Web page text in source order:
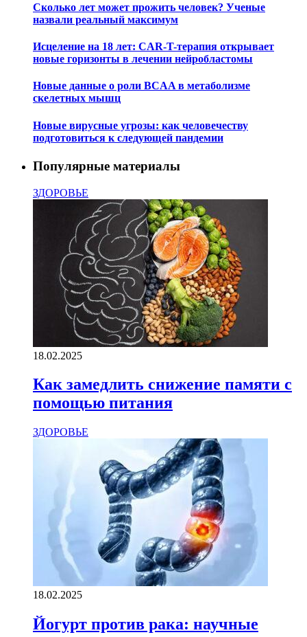
Сколько лет может прожить человек? Ученые
назвали реальный максимум
Исцеление на 18 лет: CAR-T-терапия открывает
новые горизонты в лечении нейробластомы
Новые данные о роли BCAA в метаболизме
скелетных мышц
Новые вирусные угрозы: как человечеству
подготовиться к следующей пандемии
Популярные материалы
ЗДОРОВЬЕ
18.02.2025
Как замедлить снижение памяти с
помощью питания
ЗДОРОВЬЕ
18.02.2025
Йогурт против рака: научные